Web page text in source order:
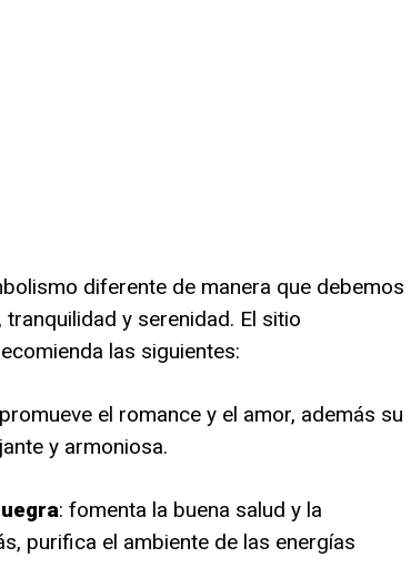
diferente de manera que debemos
y serenidad. El sitio
las siguientes:
el romance y el amor, además su
y armoniosa.
: fomenta la buena salud y la
purifica el ambiente de las energías